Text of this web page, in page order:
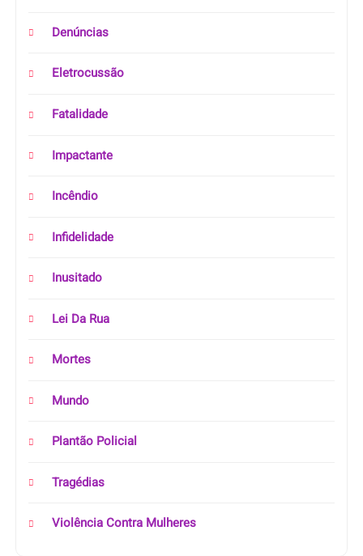
Denúncias
Eletrocussão
Fatalidade
Impactante
Incêndio
Infidelidade
Inusitado
Lei Da Rua
Mortes
Mundo
Plantão Policial
Tragédias
Violência Contra Mulheres